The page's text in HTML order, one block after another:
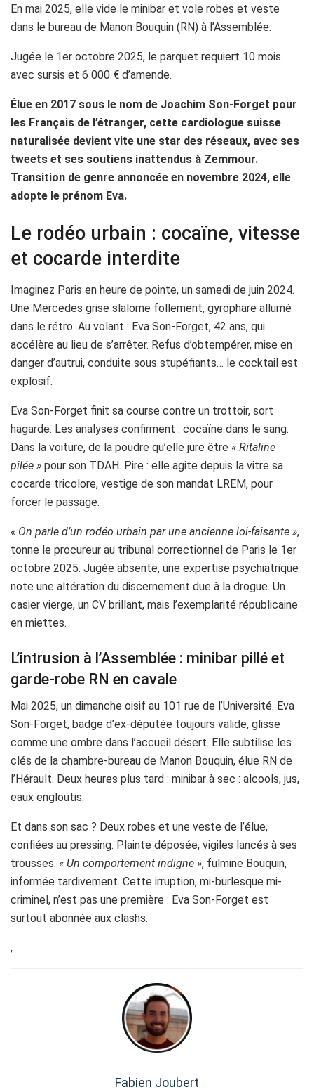
En mai 2025, elle vide le minibar et vole robes et veste
dans le bureau de Manon Bouquin (RN) à l’Assemblée.
Jugée le 1er octobre 2025, le parquet requiert 10 mois
avec sursis et 6 000 € d’amende.
Élue en 2017 sous le nom de Joachim Son-Forget pour
les Français de l’étranger, cette cardiologue suisse
naturalisée devient vite une star des réseaux, avec ses
tweets et ses soutiens inattendus à Zemmour.
Transition de genre annoncée en novembre 2024, elle
adopte le prénom Eva.
Le rodéo urbain : cocaïne, vitesse
et cocarde interdite
Imaginez Paris en heure de pointe, un samedi de juin 2024.
Une Mercedes grise slalome follement, gyrophare allumé
dans le rétro. Au volant : Eva Son-Forget, 42 ans, qui
accélère au lieu de s’arrêter. Refus d’obtempérer, mise en
danger d’autrui, conduite sous stupéfiants… le cocktail est
explosif.
Eva Son-Forget finit sa course contre un trottoir, sort
hagarde. Les analyses confirment : cocaïne dans le sang.
Dans la voiture, de la poudre qu’elle jure être « Ritaline
pilée » pour son TDAH. Pire : elle agite depuis la vitre sa
cocarde tricolore, vestige de son mandat LREM, pour
forcer le passage.
« On parle d’un rodéo urbain par une ancienne loi-faisante »,
tonne le procureur au tribunal correctionnel de Paris le 1er
octobre 2025. Jugée absente, une expertise psychiatrique
note une altération du discernement due à la drogue. Un
casier vierge, un CV brillant, mais l’exemplarité républicaine
en miettes.
L’intrusion à l’Assemblée : minibar pillé et
garde-robe RN en cavale
Mai 2025, un dimanche oisif au 101 rue de l’Université. Eva
Son-Forget, badge d’ex-députée toujours valide, glisse
comme une ombre dans l’accueil désert. Elle subtilise les
clés de la chambre-bureau de Manon Bouquin, élue RN de
l’Hérault. Deux heures plus tard : minibar à sec : alcools, jus,
eaux engloutis.
Et dans son sac ? Deux robes et une veste de l’élue,
confiées au pressing. Plainte déposée, vigiles lancés à ses
trousses. « Un comportement indigne », fulmine Bouquin,
informée tardivement. Cette irruption, mi-burlesque mi-
criminel, n’est pas une première : Eva Son-Forget est
surtout abonnée aux clashs.
,
Fabien Joubert